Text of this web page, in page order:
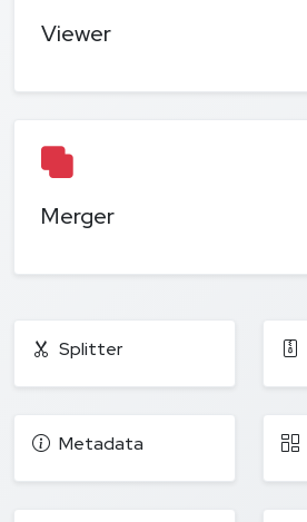
Viewer
Merger
Splitter
Metadata